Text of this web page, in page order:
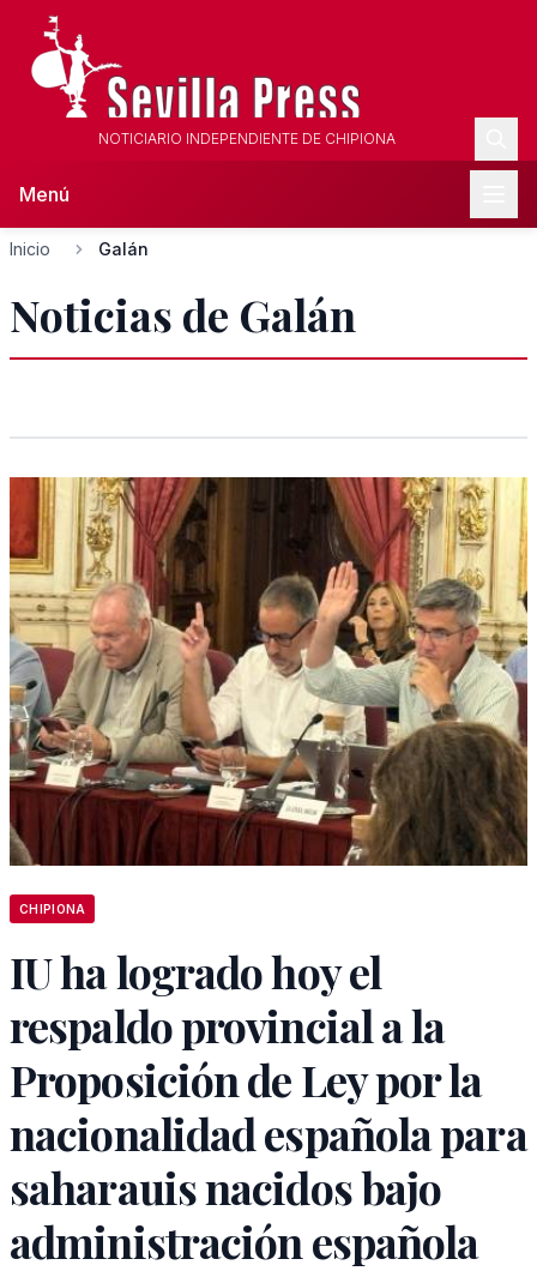
NOTICIARIO INDEPENDIENTE DE CHIPIONA
Menú
Inicio Galán
Noticias de Galán
CHIPIONA
IU ha logrado hoy el
respaldo provincial a la
Proposición de Ley por la
nacionalidad española para
saharauis nacidos bajo
administración española